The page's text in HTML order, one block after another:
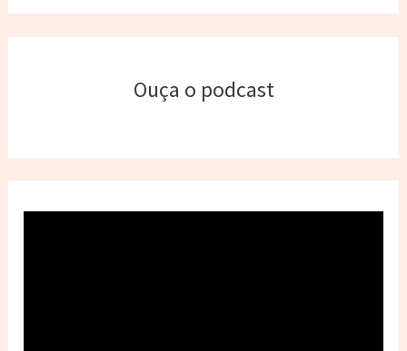
Ouça o podcast